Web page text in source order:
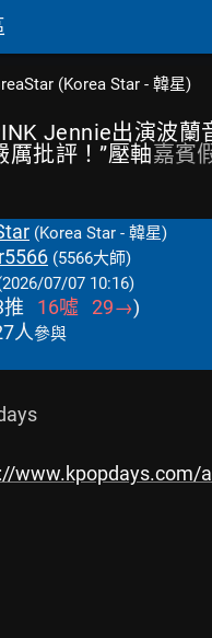
(Korea Star - 韓星)
Jennie出演波蘭
厲批評！”壓軸嘉賓
(Korea Star - 韓星)
(5566大師)
07/07 10:16)
推 16噓 29→)
人參與
www.kpopdays.com/